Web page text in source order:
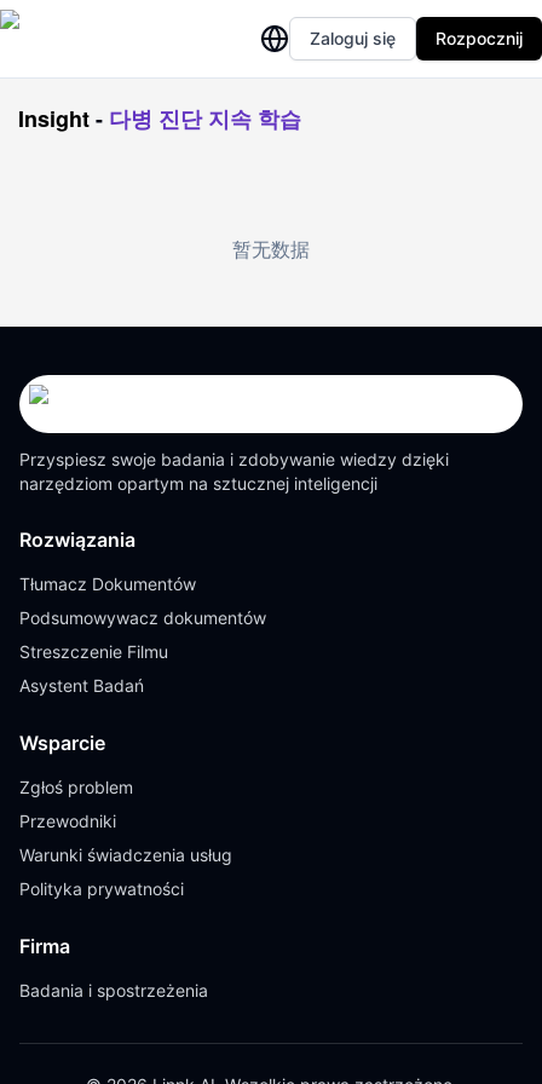
Zaloguj się Rozpocznij
Insight- 다병 진단 지속 학습
暂无数据
Przyspiesz swoje badania i zdobywanie wiedzy dzięki
narzędziom opartym na sztucznej inteligencji
Rozwiązania
Tłumacz Dokumentów
Podsumowywacz dokumentów
Streszczenie Filmu
Asystent Badań
Wsparcie
Zgłoś problem
Przewodniki
Warunki świadczenia usług
Polityka prywatności
Firma
Badania i spostrzeżenia